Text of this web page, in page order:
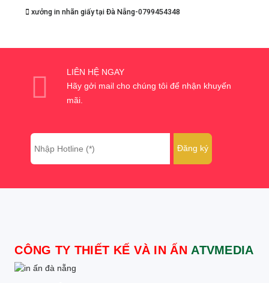
xưởng in nhãn giấy tại Đà Nẵng-0799454348
LIÊN HỆ NGAY
Hãy gởi mail cho chúng tôi để nhận khuyến
mãi.
CÔNG TY THIẾT KẾ VÀ IN ẤN ATVMEDIA